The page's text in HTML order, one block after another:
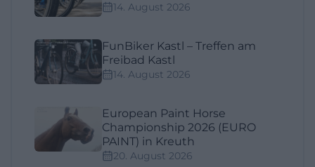
14. August 2026
FunBiker Kastl – Treffen am
Freibad Kastl
14. August 2026
European Paint Horse
Championship 2026 (EURO
PAINT) in Kreuth
20. August 2026